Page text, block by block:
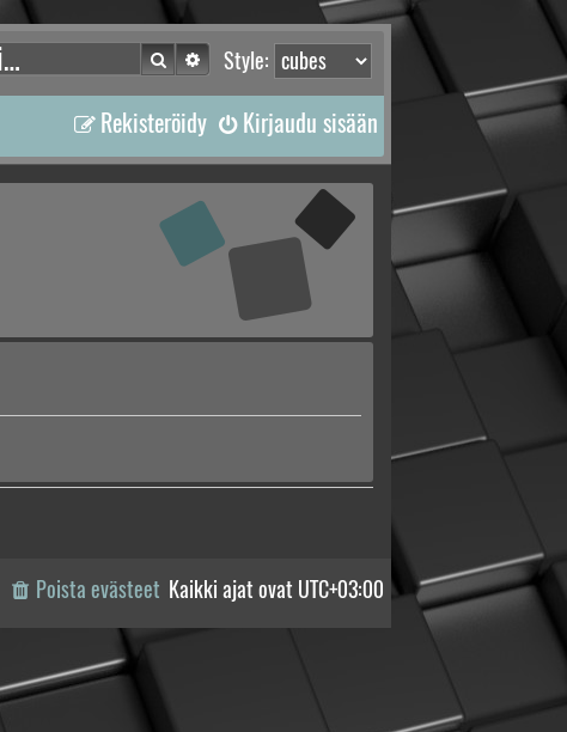
Style:
Etsi Tarkennettu haku
Kirjaudu sisään
Rekisteröidy
Kaikki ajat ovat UTC+03:00
Poista evästeet